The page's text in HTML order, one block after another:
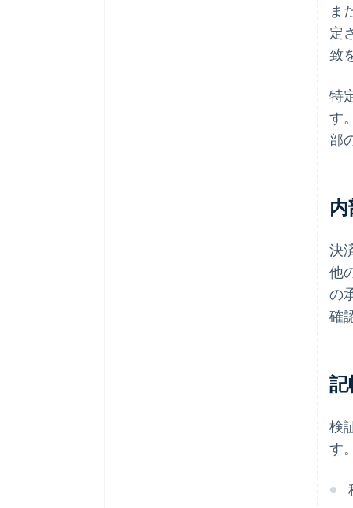
ま
定
致
特
す
部
決
他
の
確
記
検
す